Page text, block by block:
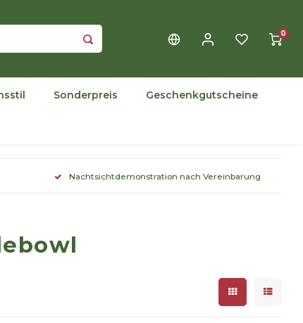
0
Sonderpreis Geschenkgutscheine
Nachtsichtdemonstration nach Vereinbarung